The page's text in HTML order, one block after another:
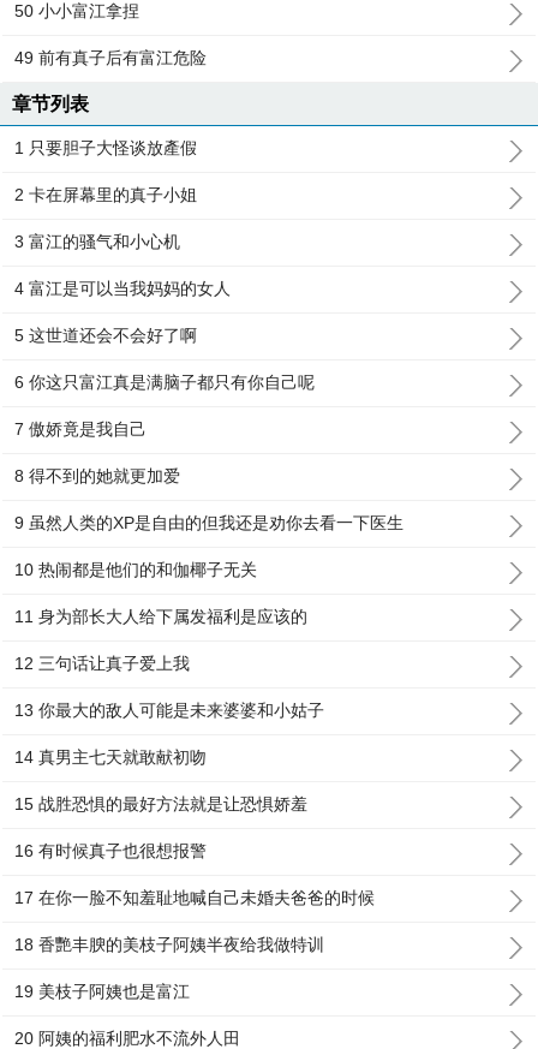
50 小小富江拿捏
49 前有真子后有富江危险
章节列表
1 只要胆子大怪谈放產假
2 卡在屏幕里的真子小姐
3 富江的骚气和小心机
4 富江是可以当我妈妈的女人
5 这世道还会不会好了啊
6 你这只富江真是满脑子都只有你自己呢
7 傲娇竟是我自己
8 得不到的她就更加爱
9 虽然人类的XP是自由的但我还是劝你去看一下医生
10 热闹都是他们的和伽椰子无关
11 身为部长大人给下属发福利是应该的
12 三句话让真子爱上我
13 你最大的敌人可能是未来婆婆和小姑子
14 真男主七天就敢献初吻
15 战胜恐惧的最好方法就是让恐惧娇羞
16 有时候真子也很想报警
17 在你一脸不知羞耻地喊自己未婚夫爸爸的时候
18 香艷丰腴的美枝子阿姨半夜给我做特训
19 美枝子阿姨也是富江
20 阿姨的福利肥水不流外人田